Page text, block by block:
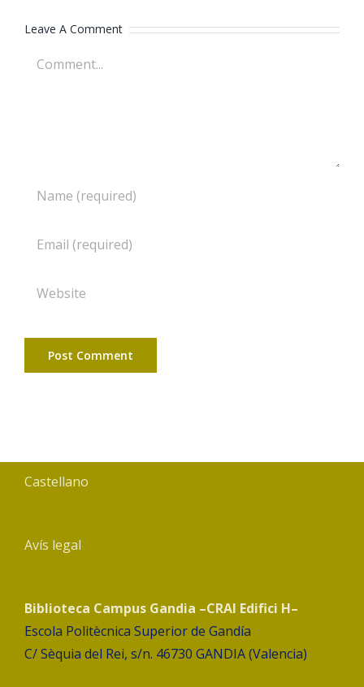
Leave A Comment
Comment
Castellano
Avís legal
Biblioteca Campus Gandia –CRAI Edifici H–
Escola Politècnica Superior de Gandía
C/ Sèquia del Rei, s/n. 46730 GANDIA (Valencia)